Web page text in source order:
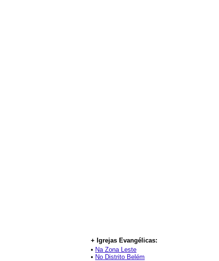
+ Igrejas Evangélicas:
• Na Zona Leste
• No Distrito Belém